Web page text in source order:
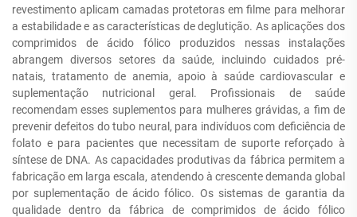
revestimento aplicam camadas protetoras em filme para melhorar
a estabilidade e as características de deglutição. As aplicações dos
comprimidos de ácido fólico produzidos nessas instalações
abrangem diversos setores da saúde, incluindo cuidados pré-
natais, tratamento de anemia, apoio à saúde cardiovascular e
suplementação nutricional geral. Profissionais de saúde
recomendam esses suplementos para mulheres grávidas, a fim de
prevenir defeitos do tubo neural, para indivíduos com deficiência de
folato e para pacientes que necessitam de suporte reforçado à
síntese de DNA. As capacidades produtivas da fábrica permitem a
fabricação em larga escala, atendendo à crescente demanda global
por suplementação de ácido fólico. Os sistemas de garantia da
qualidade dentro da fábrica de comprimidos de ácido fólico